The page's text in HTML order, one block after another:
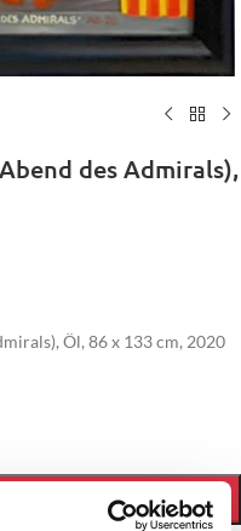
des Admirals),
Öl, 86 x 133 cm, 2020